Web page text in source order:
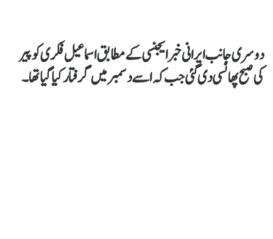
دوسری جانب ایرانی خبر ایجنسی کےمطابق اسماعیل فکری کو پیر
کی صبح پھانسی دی گئی جب کہ اسےدسمبر میں گرفتار کیا گیا تھا۔